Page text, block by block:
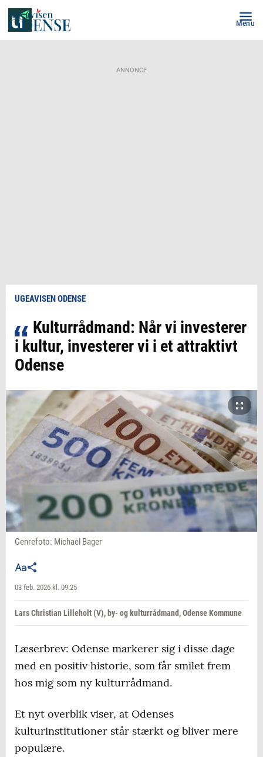
Menu
ANNONCE
UGEAVISEN ODENSE
Kulturrådmand: Når vi investerer
i kultur, investerer vi i et attraktivt
Odense
Genrefoto: Michael Bager
03 feb. 2026 kl. 09:25
Lars Christian Lilleholt (V), by- og kulturrådmand, Odense Kommune
Læserbrev: Odense markerer sig i disse dage
med en positiv historie, som får smilet frem
hos mig som ny kulturrådmand.
Et nyt overblik viser, at Odenses
kulturinstitutioner står stærkt og bliver mere
populære.